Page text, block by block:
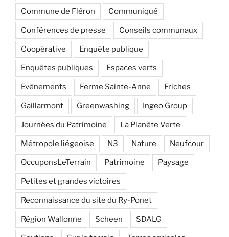
Commune de Fléron Communiqué
Conférences de presse Conseils communaux
Coopérative Enquête publique
Enquêtes publiques Espaces verts
Evènements Ferme Sainte-Anne Friches
Gaillarmont Greenwashing Ingeo Group
Journées du Patrimoine La Planète Verte
Métropole liégeoise N3 Nature Neufcour
OccuponsLeTerrain Patrimoine Paysage
Petites et grandes victoires
Reconnaissance du site du Ry-Ponet
Région Wallonne Scheen SDALG